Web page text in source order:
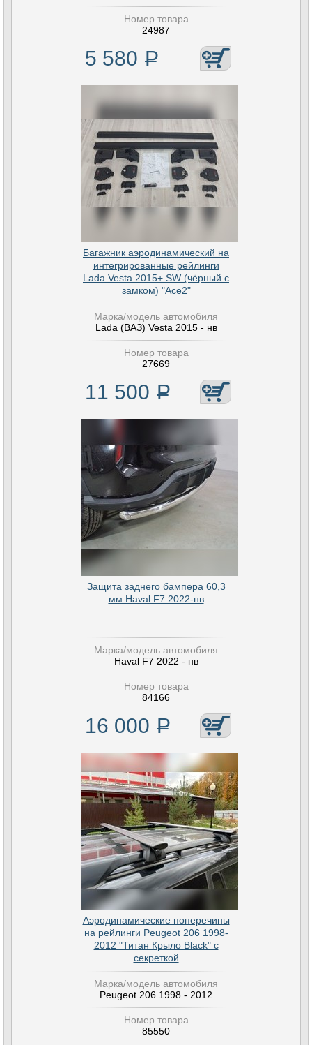
Номер товара
24987
5 580 Р
Багажник аэродинамический на
интегрированные рейлинги
Lada Vesta 2015+ SW (чёрный с
замком) "Ace2"
Марка/модель автомобиля
Lada (ВАЗ) Vesta 2015 - нв
Номер товара
27669
11 500 Р
Защита заднего бампера 60,3
мм Haval F7 2022-нв
Марка/модель автомобиля
Haval F7 2022 - нв
Номер товара
84166
16 000 Р
Аэродинамические поперечины
на рейлинги Peugeot 206 1998-
2012 "Титан Крыло Black" с
секреткой
Марка/модель автомобиля
Peugeot 206 1998 - 2012
Номер товара
85550